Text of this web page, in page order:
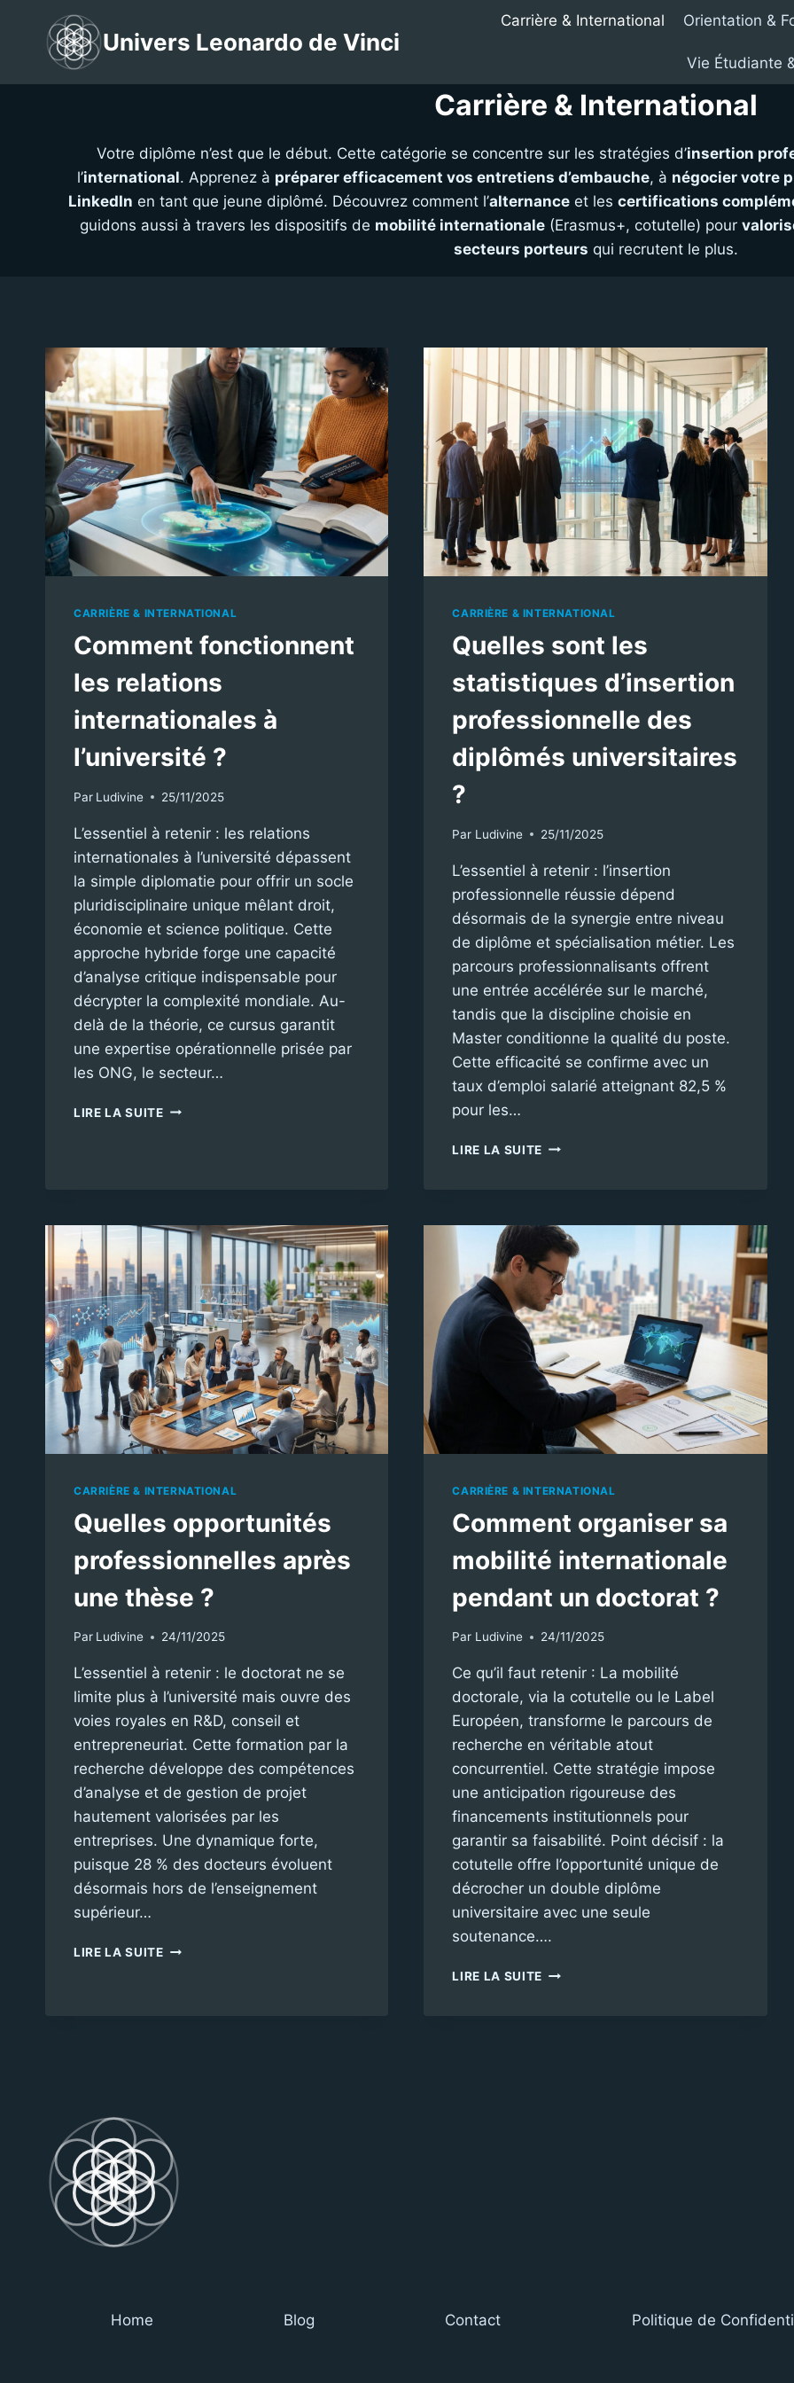
contenu
Univers Leonardo de Vinci
Carrière & International Orientation &
Vie Étudiante
Carrière & International
Votre diplôme n’est que le début. Cette catégorie se concentre sur les stratégies d’insertion
l’international. Apprenez à préparer efficacement vos entretiens d’embauche, à négocier votre
LinkedIn en tant que jeune diplômé. Découvrez comment l’alternanceet les certifications
guidons aussi à travers les dispositifs de mobilité internationale(Erasmus+, cotutelle) pour
secteurs porteurs qui recrutent le plus.
CARRIÈRE & INTERNATIONAL
Comment fonctionnent
les relations
internationales à
l’université ?
Par Ludivine 25/11/2025
L’essentiel à retenir : les relations
internationales à l’université dépassent
la simple diplomatie pour offrir un socle
pluridisciplinaire unique mêlant droit,
économie et science politique. Cette
approche hybride forge une capacité
d’analyse critique indispensable pour
décrypter la complexité mondiale. Au-
delà de la théorie, ce cursus garantit
une expertise opérationnelle prisée par
les ONG, le secteur…
LIRE LA SUITECOMMENT
CARRIÈRE & INTERNATIONAL
Quelles sont les
statistiques d’insertion
professionnelle des
diplômés universitaires
?
Par Ludivine 25/11/2025
L’essentiel à retenir : l’insertion
professionnelle réussie dépend
désormais de la synergie entre niveau
de diplôme et spécialisation métier. Les
parcours professionnalisants offrent
une entrée accélérée sur le marché,
tandis que la discipline choisie en
Master conditionne la qualité du poste.
Cette efficacité se confirme avec un
taux d’emploi salarié atteignant 82,5 %
pour les…
LIRE LA SUITE QUELLES
PROFESSIONNELLE
DES
DIPLÔMÉS
UNIVERSITAIRES
?
CARRIÈRE & INTERNATIONAL
Quelles opportunités
professionnelles après
une thèse ?
Par Ludivine 24/11/2025
L’essentiel à retenir : le doctorat ne se
limite plus à l’université mais ouvre des
voies royales en R&D, conseil et
entrepreneuriat. Cette formation par la
recherche développe des compétences
d’analyse et de gestion de projet
hautement valorisées par les
entreprises. Une dynamique forte,
puisque 28 % des docteurs évoluent
désormais hors de l’enseignement
supérieur…
LIRE LA SUITEQUELLES
CARRIÈRE & INTERNATIONAL
Comment organiser sa
mobilité internationale
pendant un doctorat ?
Par Ludivine 24/11/2025
Ce qu’il faut retenir : La mobilité
doctorale, via la cotutelle ou le Label
Européen, transforme le parcours de
recherche en véritable atout
concurrentiel. Cette stratégie impose
une anticipation rigoureuse des
financements institutionnels pour
garantir sa faisabilité. Point décisif : la
cotutelle offre l’opportunité unique de
décrocher un double diplôme
universitaire avec une seule
soutenance….
LIRE LA SUITE COMMENT
Home Blog Contact Politique de